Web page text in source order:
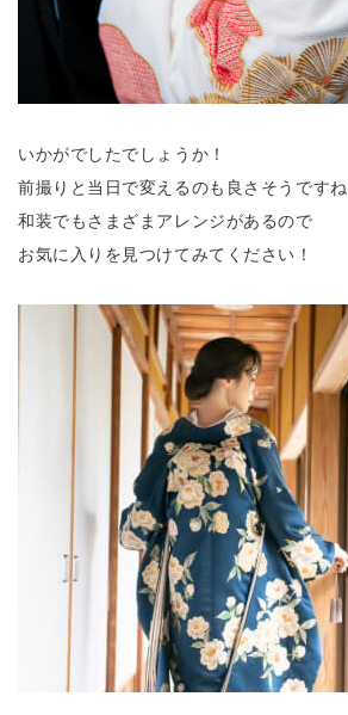
いかがでしたでしょうか！
前撮りと当日で変えるのも良さそうですね
和装でもさまざまアレンジがあるので
お気に入りを見つけてみてください！